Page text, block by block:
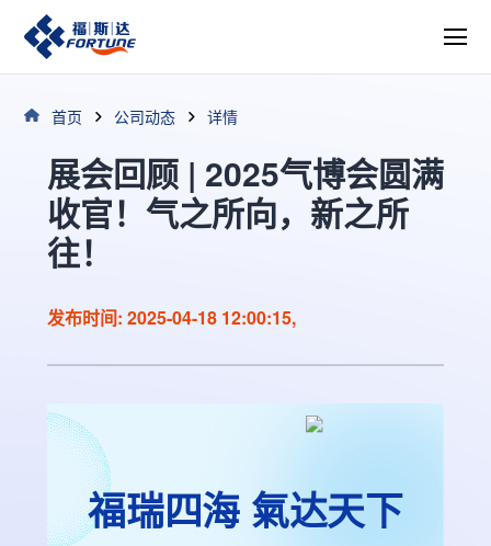
首页 公司动态 详情
展会回顾 | 2025气博会圆满
收官！气之所向，新之所
往！
发布时间: 2025-04-18 12:00:15,
福瑞四海 氣达天下